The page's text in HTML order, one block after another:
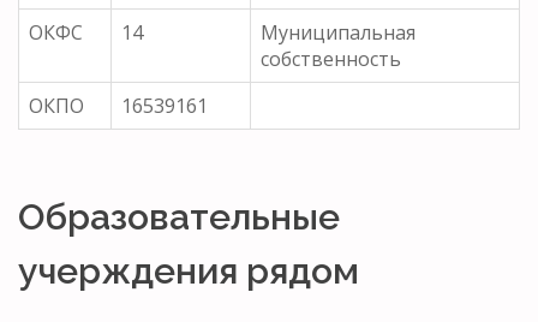
ОКФС
14
Муниципальная
собственность
ОКПО
16539161
Образовательные
учерждения рядом